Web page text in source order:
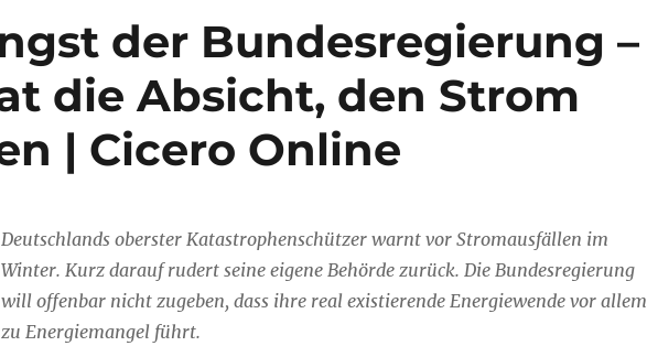
der Bundesregierung –
die Absicht, den Strom
| Cicero Online
Deutschlands oberster Katastrophenschützer warnt vor Stromausfällen im
Winter. Kurz darauf rudert seine eigene Behörde zurück. Die Bundesregierung
will offenbar nicht zugeben, dass ihre real existierende Energiewende vor allem
zu Energiemangel führt.